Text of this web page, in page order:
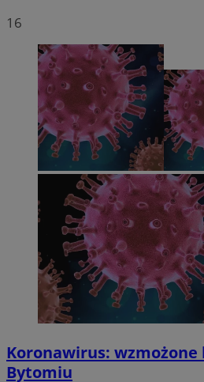
16
Koronawirus:
Bytomiu